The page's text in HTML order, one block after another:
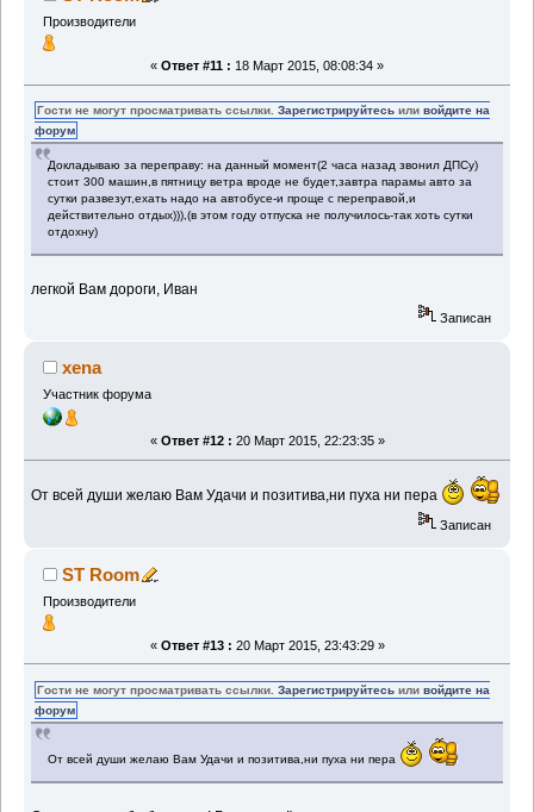
Производители
« Ответ #11 : 18 Март 2015, 08:08:34 »
Гости не могут просматривать ссылки.Зарегистрируйтесь иливойдите на
форум
Докладываю за переправу: на данный момент(2 часа назад звонил ДПСу)
стоит 300 машин,в пятницу ветра вроде не будет,завтра парамы авто за
сутки развезут,ехать надо на автобусе-и проще с переправой,и
действительно отдых))),(в этом году отпуска не получилось-так хоть сутки
отдохну)
легкой Вам дороги, Иван
Записан
xena
Участник форума
« Ответ #12 : 20 Март 2015, 22:23:35 »
От всей души желаю Вам Удачи и позитива,ни пуха ни пера
Записан
ST Room
Производители
« Ответ #13 : 20 Март 2015, 23:43:29 »
Гости не могут просматривать ссылки.Зарегистрируйтесь иливойдите на
форум
От всей души желаю Вам Удачи и позитива,ни пуха ни пера